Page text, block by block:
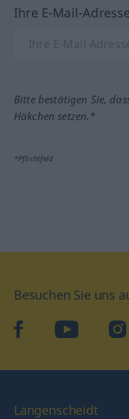
Ihre E-Mail-
Bitte bestätigen Sie,
Häkchen setzen.*
*Pflichtfeld
Besuchen Sie uns
facebookYouTube
Langenscheidt